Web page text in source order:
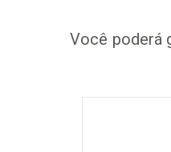
Você poderá